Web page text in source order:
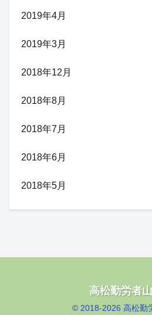
2019年4月
2019年3月
2018年12月
2018年8月
2018年7月
2018年6月
2018年5月
高松勤労者
© 2018-2026 高松勤